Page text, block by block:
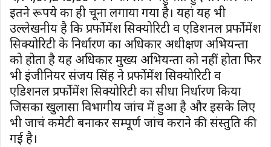
इतने रूपये का ही चूना लगाया गया है। यहां यह भी
उल्लेखनीय है कि प्रर्फोमेंश सिक्योरिटी व एडिशनल प्रर्फोमेंश
सिक्योरिटी के निर्धारण का अधिकार अधीक्षण अभियन्ता
को होता है यह अधिकार मुख्य अभियन्ता को नहीं होता फिर
भी इंजीनियर संजय सिंह ने प्रर्फोमेंश सिक्योरिटी व
एडिशनल प्रर्फोमेंश सिक्योरिटी का सीधा निर्धारण किया
जिसका खुलासा विभागीय जांच में हुआ है और इसके लिए
भी जाचं कमेटी बनाकर सम्पूर्ण जांच कराने की संस्तुति की
गई है।